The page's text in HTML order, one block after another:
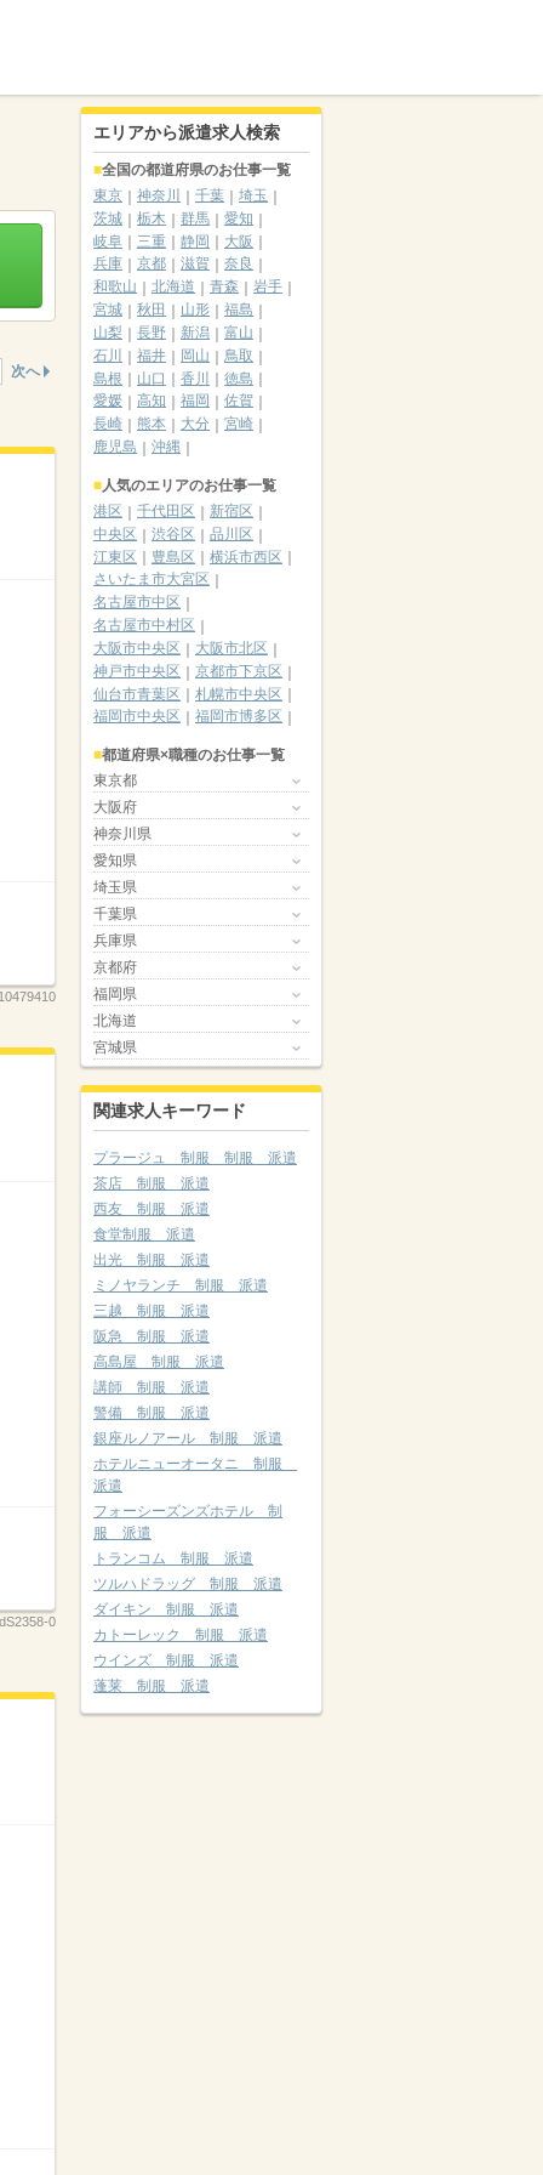
次へ
dS2358-0
エリアから派遣求人検索
全国の都道府県のお仕事一覧
東京
神奈川 千葉
埼玉
茨城
栃木 群馬
愛知
岐阜
三重 静岡
大阪
兵庫
京都 滋賀
奈良
和歌山
北海道 青森
岩手
宮城
秋田 山形
福島
山梨
長野 新潟
富山
石川
福井 岡山
鳥取
島根
山口 香川
徳島
愛媛
高知 福岡
佐賀
長崎
熊本 大分
宮崎
鹿児島
沖縄
人気のエリアのお仕事一覧
港区
千代田区
新宿区
中央区
渋谷区
品川区
江東区
豊島区
横浜市西区
さいたま市大宮区
名古屋市中区
名古屋市中村区
大阪市中央区
大阪市北区
神戸市中央区
京都市下京区
仙台市青葉区
札幌市中央区
福岡市中央区
福岡市博多区
都道府県×職種のお仕事一覧
東京都
大阪府
神奈川県
愛知県
埼玉県
千葉県
兵庫県
京都府
福岡県
北海道
宮城県
関連求人キーワード
プラージュ 制服 制服 派遣
茶店 制服 派遣
西友 制服 派遣
食堂制服 派遣
出光 制服 派遣
ミノヤランチ 制服 派遣
三越 制服 派遣
阪急 制服 派遣
高島屋 制服 派遣
講師 制服 派遣
警備 制服 派遣
銀座ルノアール 制服 派遣
ホテルニューオータニ 制服
派遣
フォーシーズンズホテル 制
服 派遣
トランコム 制服 派遣
ツルハドラッグ 制服 派遣
ダイキン 制服 派遣
カトーレック 制服 派遣
ウインズ 制服 派遣
蓬莱 制服 派遣